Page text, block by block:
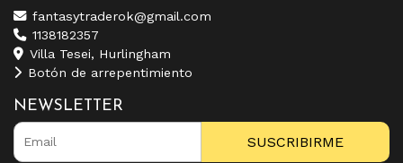
fantasytraderok@gmail.com
1138182357
Villa Tesei, Hurlingham
Botón de arrepentimiento
NEWSLETTER
SUSCRIBIRME